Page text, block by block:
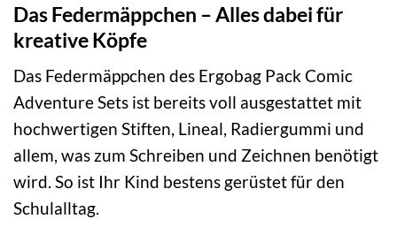
Das Federmäppchen – Alles dabei für
kreative Köpfe
Das Federmäppchen des Ergobag Pack Comic
Adventure Sets ist bereits voll ausgestattet mit
hochwertigen Stiften, Lineal, Radiergummi und
allem, was zum Schreiben und Zeichnen benötigt
wird. So ist Ihr Kind bestens gerüstet für den
Schulalltag.